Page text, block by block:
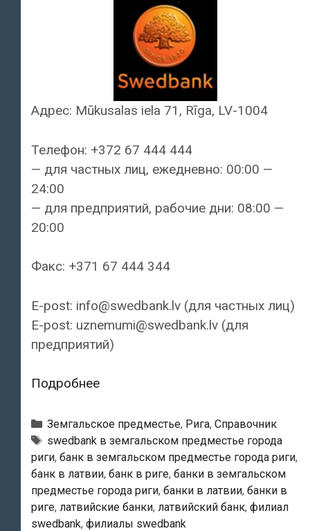
Адрес: Mūkusalas iela 71, Rīga, LV-1004
Телефон: +372 67 444 444
— для частных лиц, ежедневно: 00:00 —
24:00
— для предприятий, рабочие дни: 08:00 —
20:00
Факс: +371 67 444 344
E-post: info@swedbank.lv (для частных лиц)
E-post: uznemumi@swedbank.lv (для
предприятий)
ПодробнееSwedbank
Филиал
«Rīga
Plaza»
Рубрики
Земгальское предместье, Рига, Справочник
Тэги
swedbank в земгальском предместье города
риги, банк в земгальском предместье города риги,
банк в латвии, банк в риге, банки в земгальском
предместье города риги, банки в латвии, банки в
риге, латвийские банки, латвийский банк, филиал
swedbank, филиалы swedbank